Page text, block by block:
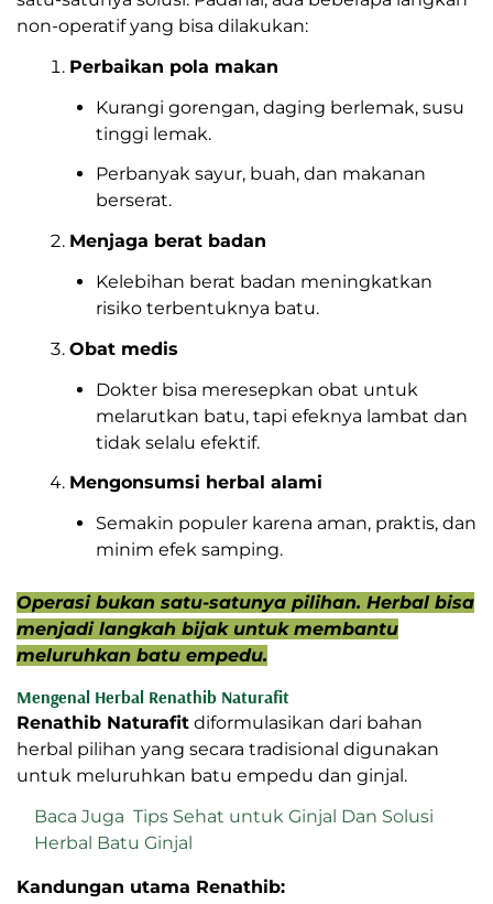
non-operatif yang bisa dilakukan:
Perbaikan pola makan
Kurangi gorengan, daging berlemak, susu
tinggi lemak.
Perbanyak sayur, buah, dan makanan
berserat.
Menjaga berat badan
Kelebihan berat badan meningkatkan
risiko terbentuknya batu.
Obat medis
Dokter bisa meresepkan obat untuk
melarutkan batu, tapi efeknya lambat dan
tidak selalu efektif.
Mengonsumsi herbal alami
Semakin populer karena aman, praktis, dan
minim efek samping.
Operasi bukan satu-satunya pilihan. Herbal bisa
menjadi langkah bijak untuk membantu
meluruhkan batu empedu.
Mengenal Herbal Renathib Naturafit
Renathib Naturafit diformulasikan dari bahan
herbal pilihan yang secara tradisional digunakan
untuk meluruhkan batu empedu dan ginjal.
Baca Juga Tips Sehat untuk Ginjal Dan Solusi
Herbal Batu Ginjal
Kandungan utama Renathib: